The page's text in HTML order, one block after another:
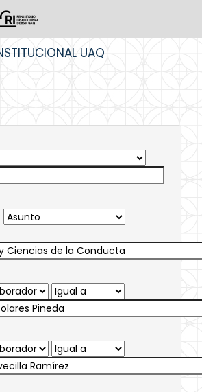
UAQ